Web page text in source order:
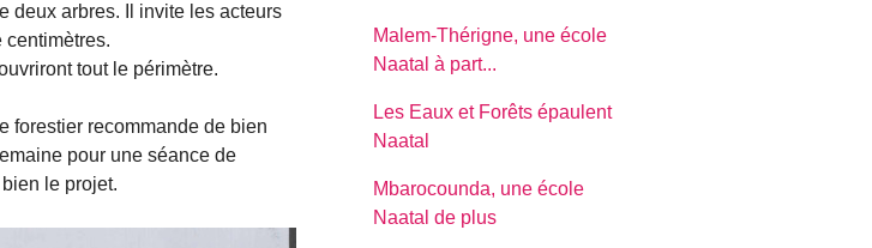
deux arbres. Il invite les acteurs
centimètres.
tout le périmètre.
forestier recommande de bien
pour une séance de
le projet.
Malem-Thérigne, une école
Naatal à part...
Les Eaux et Forêts épaulent
Naatal
Mbarocounda, une école
Naatal de plus